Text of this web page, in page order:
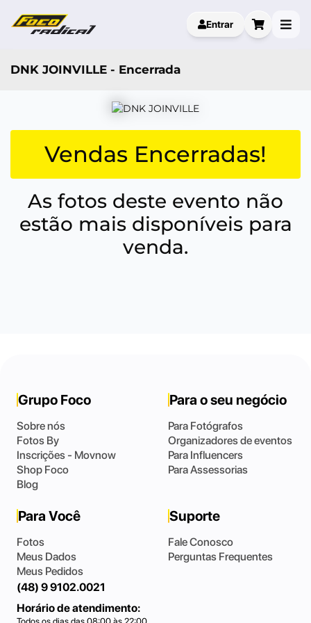
Entrar
DNK JOINVILLE - Encerrada
Vendas Encerradas!
As fotos deste evento não
estão mais disponíveis para
venda.
Grupo Foco
Sobre nós
Fotos By
Inscrições - Movnow
Shop Foco
Blog
Para o seu negócio
Para Fotógrafos
Organizadores de eventos
Para Influencers
Para Assessorias
Para Você
Fotos
Meus Dados
Meus Pedidos
Suporte
Fale Conosco
Perguntas Frequentes
(48) 9 9102.0021
Horário de atendimento: